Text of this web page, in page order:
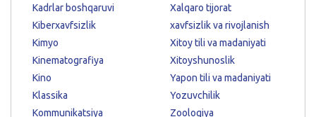
Kadrlar boshqaruvi
Kiberxavfsizlik
Kimyo
Kinematografiya
Kino
Klassika
Kommunikatsiya
Xalqaro tijorat
xavfsizlik va rivojlanish
Xitoy tili va madaniyati
Xitoyshunoslik
Yapon tili va madaniyati
Yozuvchilik
Zoologiya